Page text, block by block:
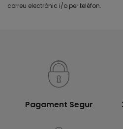
correu electrònic i/o per telèfon.
Pagament Segur